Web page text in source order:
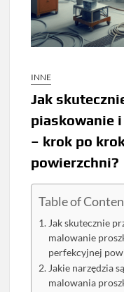
INNE
Jak
piaskowanie
– krok po
powierzchni?
Table of
Jak skutecznie
malowanie
perfekcyjnej
Jakie narzędzia
malowania